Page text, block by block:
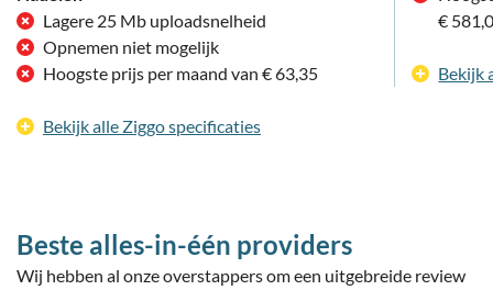
Lagere 25 Mb uploadsnelheid
Opnemen niet mogelijk
Hoogste prijs per maand van € 63,35
Bekijk alle Ziggo specificaties
€
Bekijk
Beste alles-in-één providers
Wij hebben al onze overstappers om een uitgebreide review